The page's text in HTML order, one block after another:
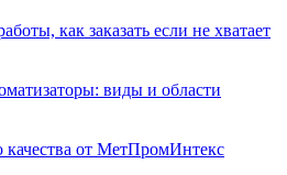
как заказать если не хватает
виды и области
качества от МетПромИнтекс